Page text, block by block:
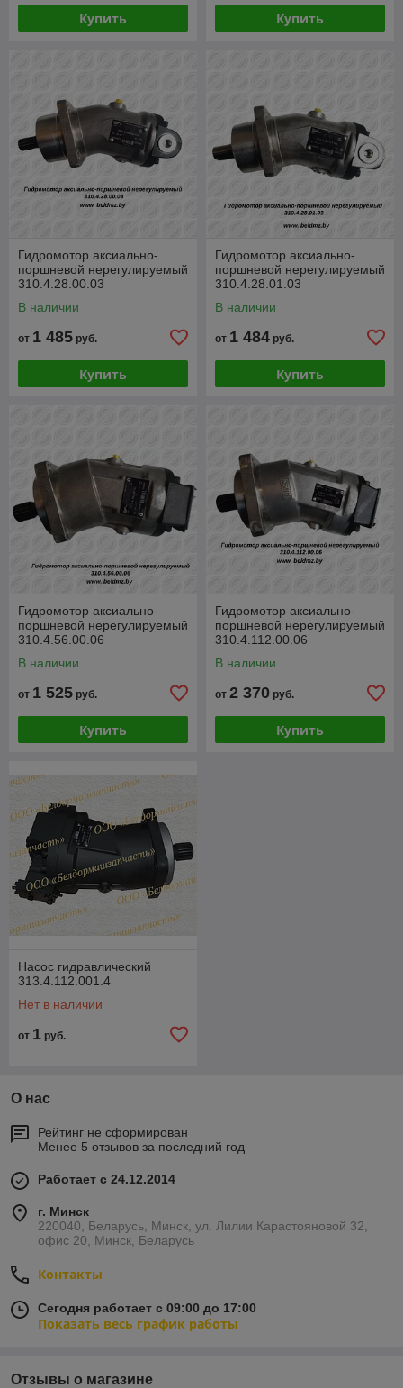
Купить Купить
Гидромотор аксиально-
поршневой нерегулируемый
310.4.28.00.03
В наличии
от 1 485 руб.
Купить
Гидромотор аксиально-
поршневой нерегулируемый
310.4.28.01.03
В наличии
от 1 484 руб.
Купить
Гидромотор аксиально-
поршневой нерегулируемый
310.4.56.00.06
В наличии
от 1 525 руб.
Купить
Гидромотор аксиально-
поршневой нерегулируемый
310.4.112.00.06
В наличии
от 2 370 руб.
Купить
Насос гидравлический
313.4.112.001.4
Нет в наличии
от 1 руб.
О нас
Рейтинг не сформирован
Менее 5 отзывов за последний год
Работает с 24.12.2014
г. Минск
220040, Беларусь, Минск, ул. Лилии Карастояновой 32,
офис 20, Минск, Беларусь
Контакты
Сегодня работает с 09:00 до 17:00
Показать весь график работы
Отзывы о магазине